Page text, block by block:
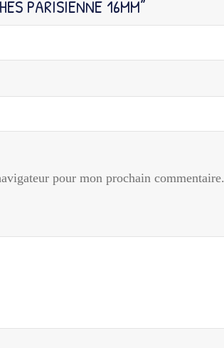
PARISIENNE 16MM”
pour mon prochain commentaire.